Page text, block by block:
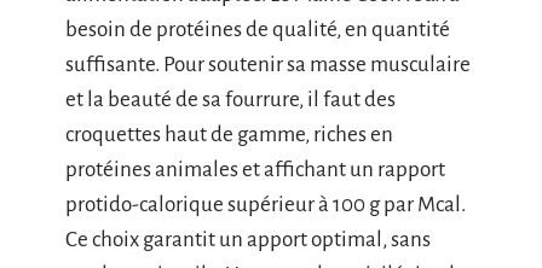
besoin de protéines de qualité, en quantité
suffisante. Pour soutenir sa masse musculaire
et la beauté de sa fourrure, il faut des
croquettes haut de gamme, riches en
protéines animales et affichant un rapport
protido-calorique supérieur à 100 g par Mcal.
Ce choix garantit un apport optimal, sans